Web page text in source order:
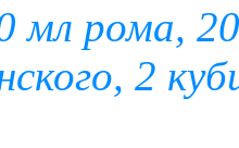
мл рома,
2